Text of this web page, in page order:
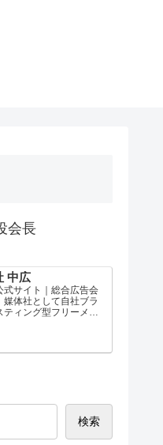
会長
中広
式サイト｜総合広告会
媒体社として自社ブラ
ティング型フリーメデ
検索